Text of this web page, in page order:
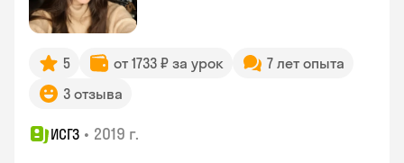
5 от 1733 ₽ за урок
7 лет опыта
3 отзыва
ИСГЗ • 2019 г.